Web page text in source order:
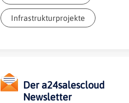
Infrastrukturprojekte
Der a24salescloud
Newsletter